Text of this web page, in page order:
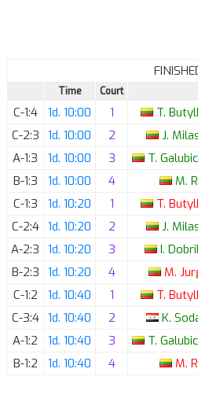
Time Court
C-1:4 1d. 10:00 1 T.
C-2:3 1d. 10:00 2 J.
A-1:3
1d. 10:00 3 T.
B-1:3
1d. 10:00 4 M.
C-1:3
1d. 10:20 1 T.
C-2:4 1d. 10:20 2 J.
A-2:3 1d. 10:20 3 I.
B-2:3 1d. 10:20 4 M.
C-1:2
1d. 10:40 1 T.
C-3:4 1d. 10:40 2 K.
A-1:2
1d. 10:40 3 T.
B-1:2
1d. 10:40 4 M.